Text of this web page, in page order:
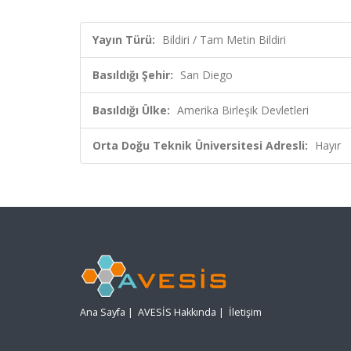
Yayın Türü: Bildiri / Tam Metin Bildiri
Basıldığı Şehir: San Diego
Basıldığı Ülke: Amerika Birleşik Devletleri
Orta Doğu Teknik Üniversitesi Adresli: Hayır
Ana Sayfa | AVESİS Hakkında | İletişim